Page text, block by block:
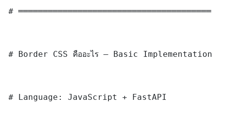
# ═══════════════════════════════════════
# Border CSS คืออะไร — Basic Implementation
# Language: JavaScript + FastAPI